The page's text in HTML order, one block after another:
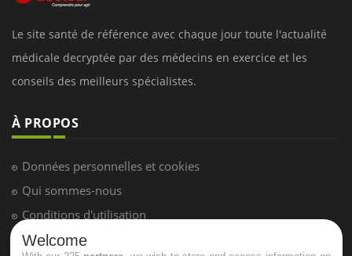
Le site santé de référence avec chaque jour toute l'actualité
médicale decryptée par des médecins en exercice et les
conseils des meilleurs spécialistes.
À PROPOS
Données personnelles et cookies
Qui sommes-nous
Conditions d'utilisation
Plan du site
Welcome